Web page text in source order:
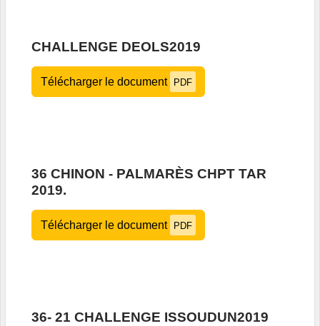
CHALLENGE DEOLS2019
Télécharger le document PDF
36 CHINON - PALMARÈS CHPT TAR
2019.
Télécharger le document PDF
36- 21 CHALLENGE ISSOUDUN2019